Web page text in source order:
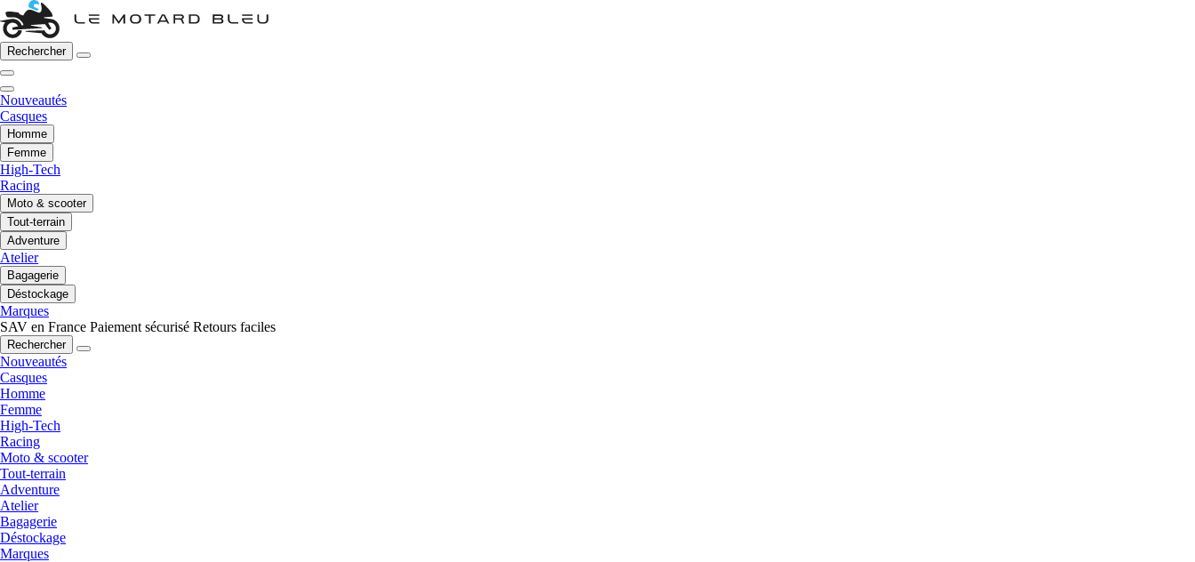
Rechercher
Nouveautés
Casques
Homme
Femme
High-Tech
Racing
Moto & scooter
Tout-terrain
Adventure
Atelier
Bagagerie
Déstockage
Marques
SAV en France Paiement sécurisé Retours faciles
Rechercher
Nouveautés
Casques
Homme
Femme
High-Tech
Racing
Moto & scooter
Tout-terrain
Adventure
Atelier
Bagagerie
Déstockage
Marques